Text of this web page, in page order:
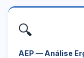
🔍
AEP — Análise